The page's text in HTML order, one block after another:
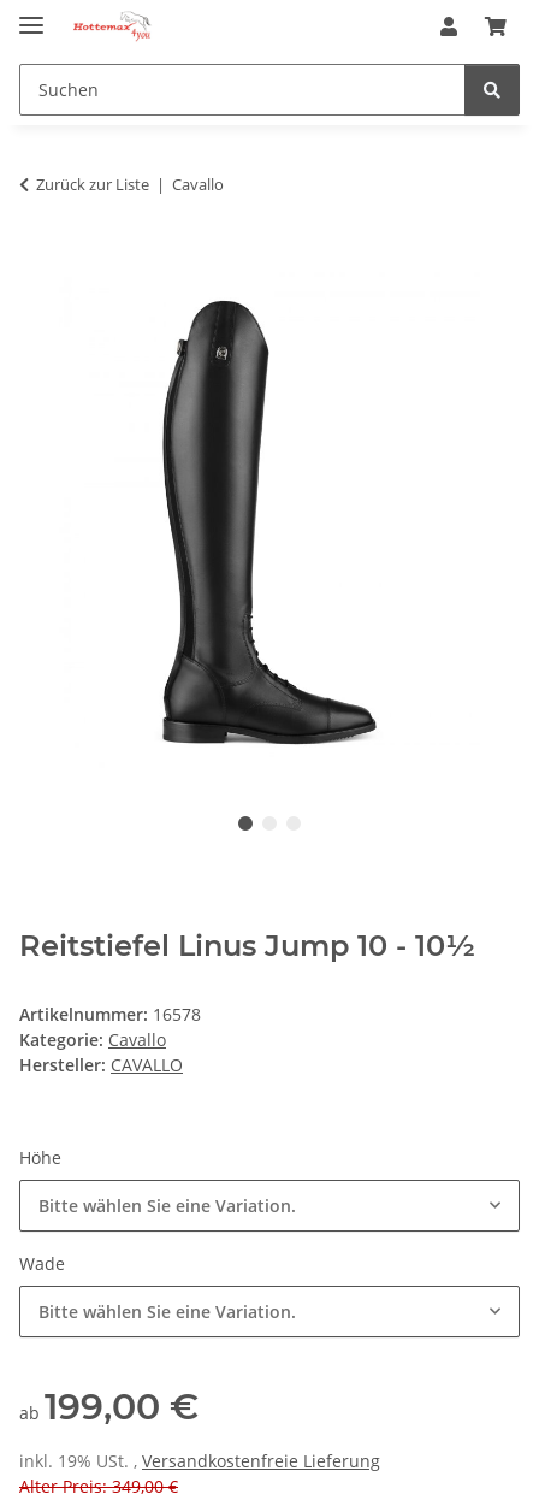
Zurück zur Liste Cavallo
Reitstiefel Linus Jump 10 - 10½
Artikelnummer: 16578
Kategorie: Cavallo
Hersteller: CAVALLO
Höhe
Bitte wählen Sie eine Variation.
Wade
Bitte wählen Sie eine Variation.
ab 199,00 €
inkl. 19% USt. , Versandkostenfreie Lieferung
Alter Preis: 349,00 €